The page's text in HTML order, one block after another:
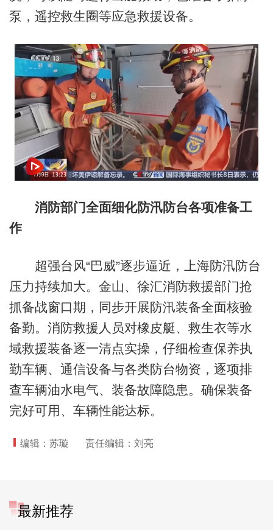
泵，遥控救生圈等应急救援设备。
消防部门全面细化防汛防台各项准备工
作
超强台风“巴威”逐步逼近，上海防汛防台
压力持续加大。金山、徐汇消防救援部门抢
抓备战窗口期，同步开展防汛装备全面核验
备勤。消防救援人员对橡皮艇、救生衣等水
域救援装备逐一清点实操，仔细检查保养执
勤车辆、通信设备与各类防台物资，逐项排
查车辆油水电气、装备故障隐患。确保装备
完好可用、车辆性能达标。
编辑：苏璇 责任编辑：刘亮
最新推荐